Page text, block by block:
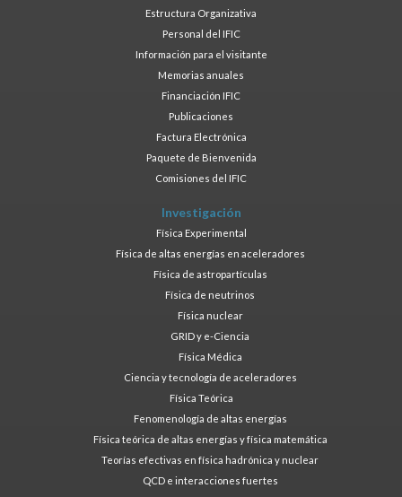
Estructura Organizativa
Personal del IFIC
Información para el visitante
Memorias anuales
Financiación IFIC
Publicaciones
Factura Electrónica
Paquete de Bienvenida
Comisiones del IFIC
Investigación
Física Experimental
Física de altas energías en aceleradores
Física de astropartículas
Física de neutrinos
Física nuclear
GRID y e-Ciencia
Física Médica
Ciencia y tecnología de aceleradores
Física Teórica
Fenomenología de altas energías
Física teórica de altas energías y física matemática
Teorías efectivas en física hadrónica y nuclear
QCD e interacciones fuertes